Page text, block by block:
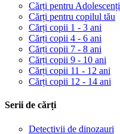
Cărți pentru Adolescenți
Cărți pentru copilul tău
Cărți copii 1 - 3 ani
Cărți copii 4 - 6 ani
Cărți copii 7 - 8 ani
Cărți copii 9 - 10 ani
Cărți copii 11 - 12 ani
Cărți copii 12 - 14 ani
Serii de cărți
Detectivii de dinozauri